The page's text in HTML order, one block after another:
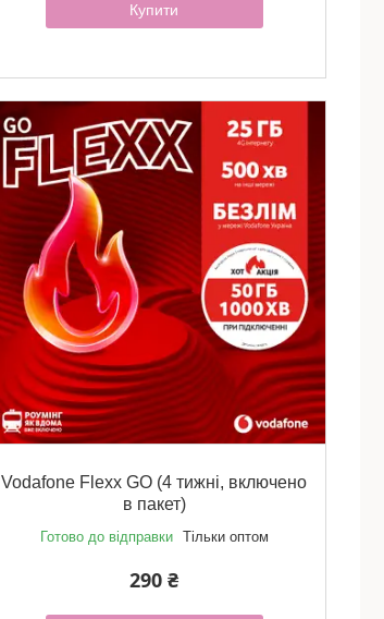
Купити
Vodafone Flexx GO (4 тижні, включено
в пакет)
Готово до відправки Тільки оптом
290 ₴